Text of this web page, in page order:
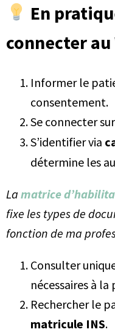
En
connecter au
Informer le
consentement.
Se connecter sur
S’identifier via
détermine les
La matrice
fixe les types de
fonction de ma
Consulter
nécessaires à la
Rechercher le
matricule INS.